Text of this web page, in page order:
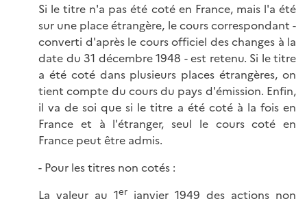
Si le titre n'a pas été coté en France, mais l'a été
sur une place étrangère, le cours correspondant -
converti d'après le cours officiel des changes à la
date du 31 décembre 1948 - est retenu. Si le titre
a été coté dans plusieurs places étrangères, on
tient compte du cours du pays d'émission. Enfin,
il va de soi que si le titre a été coté à la fois en
France et à l'étranger, seul le cours coté en
France peut être admis.
- Pour les titres non cotés :
La valeur au 1er janvier 1949 des actions non